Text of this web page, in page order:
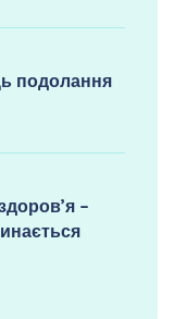
подолання
–